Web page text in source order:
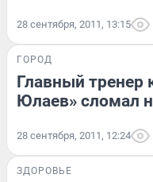
28 сентября, 2011, 13:15
ГОРОД
Главный тренер
Юлаев» сломал
28 сентября, 2011, 12:24
ЗДОРОВЬЕ